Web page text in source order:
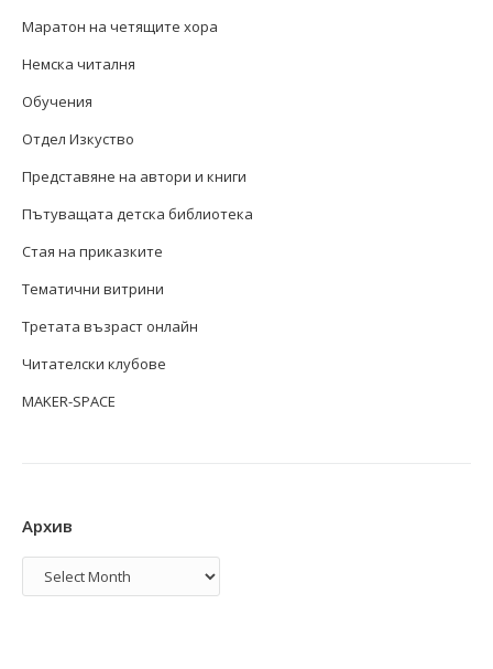
Маратон на четящите хора
Немска читалня
Обучения
Отдел Изкуство
Представяне на автори и книги
Пътуващата детска библиотека
Стая на приказките
Тематични витрини
Третата възраст онлайн
Читателски клубове
MAKER-SPACE
Архив
Архив